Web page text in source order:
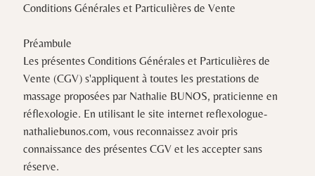
Conditions Générales et Particulières de Vente
Préambule
Les présentes Conditions Générales et Particulières de
Vente (CGV) s'appliquent à toutes les prestations de
massage proposées par Nathalie BUNOS, praticienne en
réflexologie. En utilisant le site internet reflexologue-
nathaliebunos.com, vous reconnaissez avoir pris
connaissance des présentes CGV et les accepter sans
réserve.